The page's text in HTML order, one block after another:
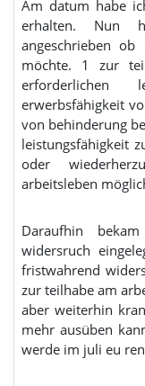
Am datum habe
erhalten. Nun
angeschrieben
möchte. 1 zur
erwerbsfähigkeit
von behinderung
leistungsfähigkeit
oder
arbeitsleben
Daraufhin
widersruch
fristwahrend
zur teilhabe am
aber weiterhin
mehr ausüben
werde im juli eu